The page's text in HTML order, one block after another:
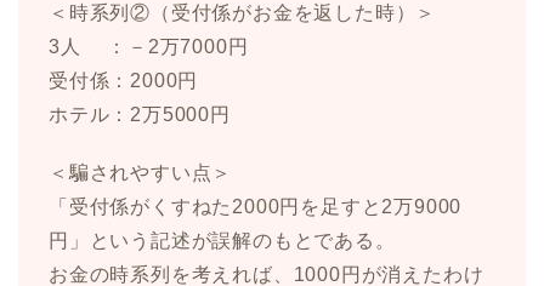
＜時系列②（受付係がお金を返した時）＞
3人 ：－2万7000円
受付係：2000円
ホテル：2万5000円
＜騙されやすい点＞
「受付係がくすねた2000円を足すと2万9000
円」という記述が誤解のもとである。
お金の時系列を考えれば、1000円が消えたわけ